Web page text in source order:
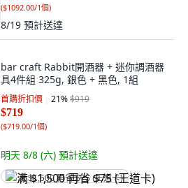
($1092.00/1個)
8/19 預計送達
bar craft Rabbit開酒器 + 迷你調酒器
具4件組 325g, 銀色 + 黑色, 1組
首購折扣價 21%$919
$719
($719.00/1個)
明天 8/8 (六) 預計送達
满 $1,500 再省 $75 (王道卡)